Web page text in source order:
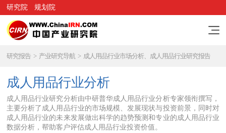
研究院 规划院
研究报告 > 产业研究导航 > 成人用品行业市场分析、成人用品行业研究报告
成人用品行业分析
成人用品行业研究分析由中研普华成人用品行业分析专家领衔撰写，
主要分析了成人用品行业的市场规模、发展现状与投资前景，同时对
成人用品行业的未来发展做出科学的趋势预测和专业的成人用品行业
数据分析，帮助客户评估成人用品行业投资价值。